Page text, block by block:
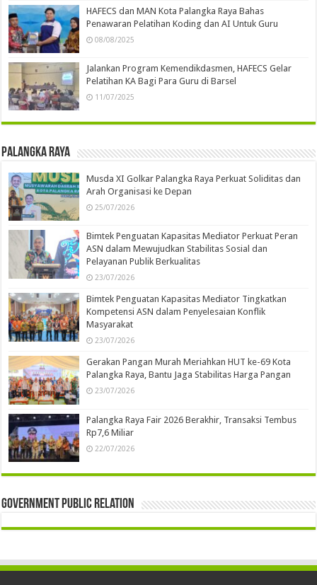
HAFECS dan MAN Kota Palangka Raya Bahas
Penawaran Pelatihan Koding dan AI Untuk Guru
08/08/2025
Jalankan Program Kemendikdasmen, HAFECS Gelar
Pelatihan KA Bagi Para Guru di Barsel
11/07/2025
Palangka Raya
Musda XI Golkar Palangka Raya Perkuat Soliditas dan
Arah Organisasi ke Depan
25/07/2026
Bimtek Penguatan Kapasitas Mediator Perkuat Peran
ASN dalam Mewujudkan Stabilitas Sosial dan
Pelayanan Publik Berkualitas
23/07/2026
Bimtek Penguatan Kapasitas Mediator Tingkatkan
Kompetensi ASN dalam Penyelesaian Konflik
Masyarakat
23/07/2026
Gerakan Pangan Murah Meriahkan HUT ke-69 Kota
Palangka Raya, Bantu Jaga Stabilitas Harga Pangan
23/07/2026
Palangka Raya Fair 2026 Berakhir, Transaksi Tembus
Rp7,6 Miliar
22/07/2026
Government Public Relation